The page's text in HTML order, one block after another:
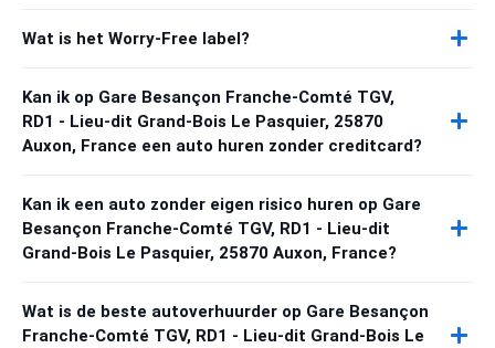
Wat is het Worry-Free label?
Kan ik op Gare Besançon Franche-Comté TGV,
RD1 - Lieu-dit Grand-Bois Le Pasquier, 25870
Auxon, France een auto huren zonder creditcard?
Kan ik een auto zonder eigen risico huren op Gare
Besançon Franche-Comté TGV, RD1 - Lieu-dit
Grand-Bois Le Pasquier, 25870 Auxon, France?
Wat is de beste autoverhuurder op Gare Besançon
Franche-Comté TGV, RD1 - Lieu-dit Grand-Bois Le